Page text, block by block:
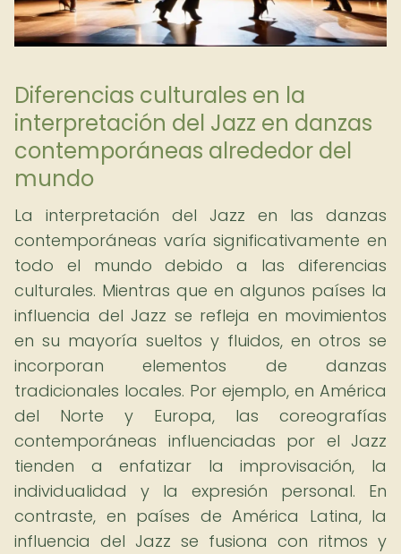
Diferencias culturales en la
interpretación del Jazz en danzas
contemporáneas alrededor del
mundo
La interpretación del Jazz en las danzas
contemporáneas varía significativamente en
todo el mundo debido a las diferencias
culturales. Mientras que en algunos países la
influencia del Jazz se refleja en movimientos
en su mayoría sueltos y fluidos, en otros se
incorporan elementos de danzas
tradicionales locales. Por ejemplo, en América
del Norte y Europa, las coreografías
contemporáneas influenciadas por el Jazz
tienden a enfatizar la improvisación, la
individualidad y la expresión personal. En
contraste, en países de América Latina, la
influencia del Jazz se fusiona con ritmos y